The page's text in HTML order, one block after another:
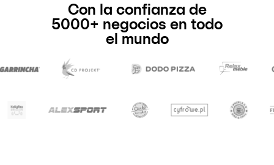
Con la confianza de
5000+ negocios en todo
el mundo